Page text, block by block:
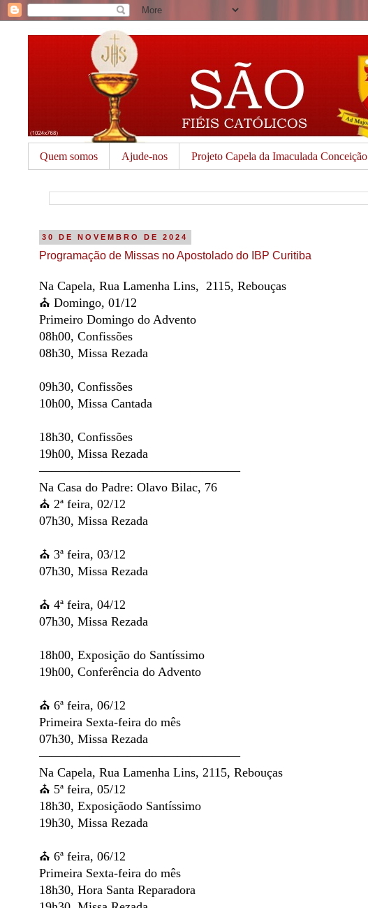
Quem somos Ajude-nos Projeto Capela da Imaculada Conceição
30 DE NOVEMBRO DE 2024
Programação de Missas no Apostolado do IBP Curitiba
Na Capela, Rua Lamenha Lins, 2115, Rebouças
⛪️ Domingo, 01/12
Primeiro Domingo do Advento
08h00, Confissões
08h30, Missa Rezada
09h30, Confissões
10h00, Missa Cantada
18h30, Confissões
19h00, Missa Rezada
————————————————
Na Casa do Padre: Olavo Bilac, 76
⛪️ 2ª feira, 02/12
07h30, Missa Rezada
⛪️ 3ª feira, 03/12
07h30, Missa Rezada
⛪️ 4ª feira, 04/12
07h30, Missa Rezada
18h00, Exposição do Santíssimo
19h00, Conferência do Advento
⛪️ 6ª feira, 06/12
Primeira Sexta-feira do mês
07h30, Missa Rezada
————————————————
Na Capela, Rua Lamenha Lins, 2115, Rebouças
⛪️ 5ª feira, 05/12
18h30, Exposiçãodo Santíssimo
19h30, Missa Rezada
⛪️ 6ª feira, 06/12
Primeira Sexta-feira do mês
18h30, Hora Santa Reparadora